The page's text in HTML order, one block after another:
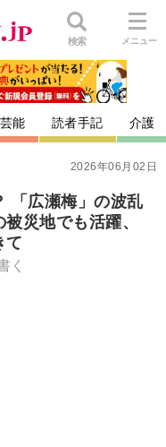
検索 メニュー
芸能 読者手記 介護
2026年06月02日
「広瀬梅」の波乱
災地でも活躍、
て
く